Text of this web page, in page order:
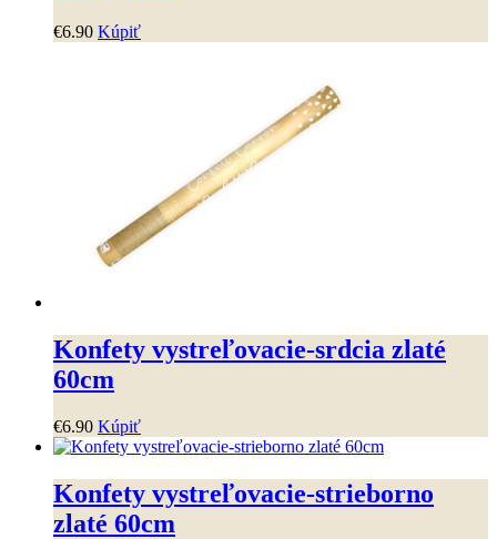
€6.90 Kúpiť
Konfety vystreľovacie-srdcia zlaté
60cm
€6.90 Kúpiť
Konfety vystreľovacie-strieborno
zlaté 60cm